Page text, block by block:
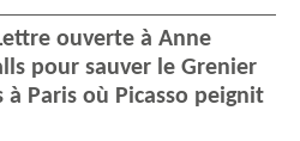
ouverte à Anne
pour sauver le Grenier
à Paris où Picasso peignit